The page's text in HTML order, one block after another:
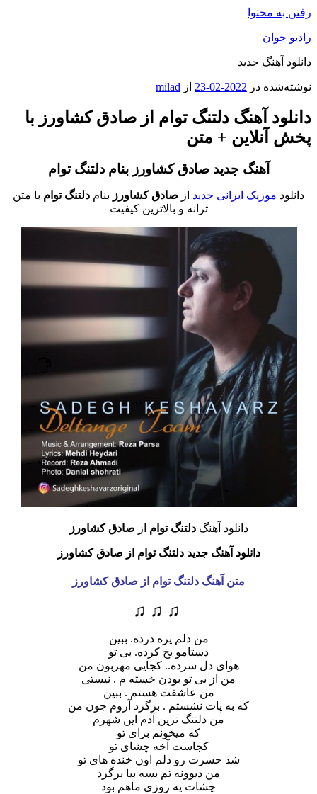
رفتن به محتوا
رادیو جوان
دانلود آهنگ جدید
نوشته‌شده در 2022-02-23 از milad
دانلود آهنگ دلتنگ توام از صادق کشاورز با
پخش آنلاین + متن
آهنگ جدید صادق کشاورزبنام دلتنگ توام
دانلود موزیک ایرانی جدید از صادق کشاورز بنام دلتنگ توام با متن
ترانه و بالاترین کیفیت
دانلود آهنگدلتنگ توام از صادق کشاورز
دانلود آهنگ جدید دلتنگ توام از صادق کشاورز
متن آهنگ دلتنگ توام از صادق کشاورز
♫ ♫ ♫
من دلم پره درده. ببین
دستامو یخ کرده. بی تو
هوای دل سرده.. کجایی مهربون من
من از بی تو بودن خسته م . نیستی
من عاشقت هستم . ببین
که به پات نشستم . برگرد آروم جون من
من دلتنگ ترین آدم این شهرم
که میخونم برای تو
کجاست آخه چشای تو
شد حسرت رو دلم اون خنده های تو
من دیوونه تم بسه بیا برگرد
چشات یه روزی ماهم بود